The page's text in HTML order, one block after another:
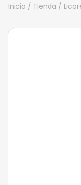
Inicio / Tienda /